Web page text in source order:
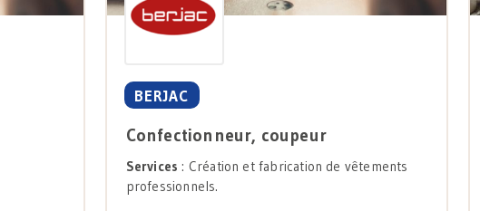
BERJAC
Confectionneur, coupeur
Services : Création et fabrication de vêtements
professionnels.